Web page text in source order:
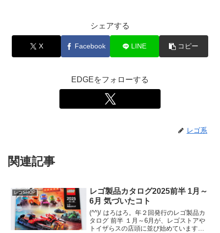
シェアする
X Facebook LINE コピー
EDGEをフォローする
レゴ系
関連記事
レゴSHOP
レゴ製品カタログ2025前半 1月～
6月 気づいたコト
(^^)/ はろはろ。年２回発行のレゴ製品カ
タログ 前半 １月～6月が、レゴストアや
トイザらスの店頭に並び始めています。